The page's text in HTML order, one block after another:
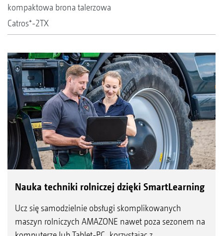
kompaktowa brona talerzowa
Catros⁺-2TX
Nauka techniki rolniczej dzięki SmartLearning
Ucz się samodzielnie obsługi skomplikowanych
maszyn rolniczych AMAZONE nawet poza sezonem na